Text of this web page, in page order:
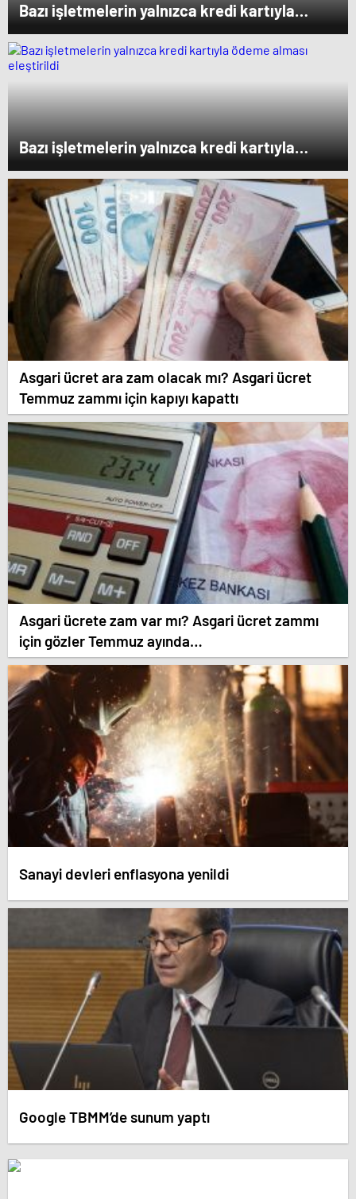
Bazı işletmelerin yalnızca kredi kartıyla
ödeme alması eleştirildi
Bazı işletmelerin yalnızca kredi kartıyla
ödeme alması eleştirildi
Asgari ücret ara zam olacak mı? Asgari ücret
Temmuz zammı için kapıyı kapattı
Asgari ücrete zam var mı? Asgari ücret zammı
için gözler Temmuz ayında…
Sanayi devleri enflasyona yenildi
Google TBMM’de sunum yaptı